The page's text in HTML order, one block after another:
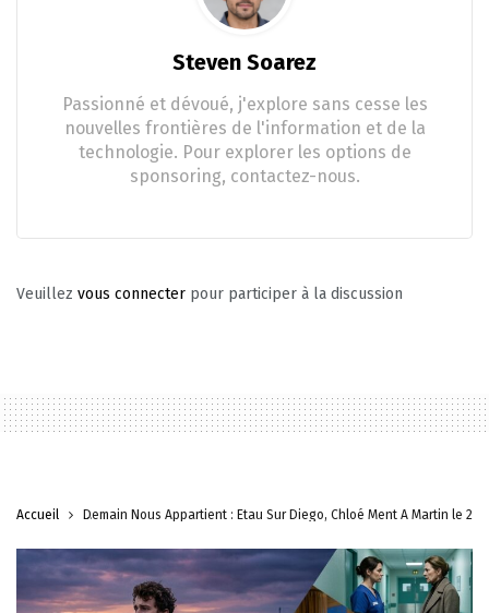
Steven Soarez
Passionné et dévoué, j'explore sans cesse les
nouvelles frontières de l'information et de la
technologie. Pour explorer les options de
sponsoring, contactez-nous.
Veuillez vous connecter pour participer à la discussion
Accueil Demain Nous Appartient : Étau Sur Diego, Chloé Ment À Martin le 21